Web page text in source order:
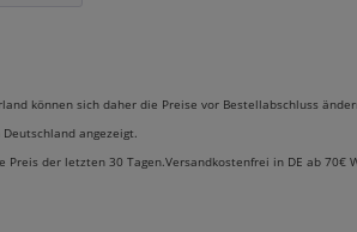
können sich daher die Preise vor Bestellabschluss
angezeigt.
der letzten 30 Tagen.Versandkostenfrei in DE ab 70€